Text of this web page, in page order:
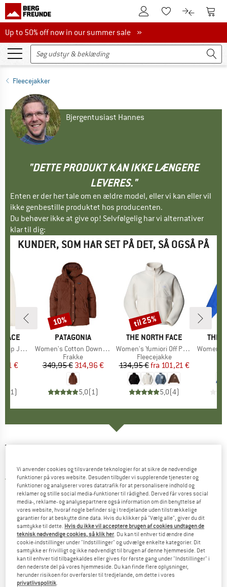
Til kundekontoenTil huskesedlen.
Til Til
Up to 50% off now in our summer sale
Up to 50% off now in our summer sale »
Fleecejakker
Bjergentusiast Hannes
"DETTE PRODUKT KAN IKKE LÆNGERE
LEVERES."
Enten er der her tale om en ældre model, eller vi kan eller vil
ikke genbestille produktet hos producenten.
Du behøver ikke at give op! Selvfølgelig har vi alternativer
klar til dig:
KUNDER, SOM HAR SET PÅ DET, SÅ OGSÅ PÅ
FACE
Jacket
pris
€
1)
MÆRKE
PATAGONIA
Artikel
Women's Cotton Down Parka
Produktgruppe
Frakke
Pris
349,95 €Nedsat pris
314,96 €
5,0(1)
Rabat
10%
MÆRKE
THE NORTH FACE
Artikel
Women's Yumiori Off Peak Full Zip Jacket
Produktgruppe
Fleecejakke
Pris
134,95 € Nedsat pris
fra 101,21 €
5,0(4)
Rabat
til 25%
THE
Artikel
Women's
THE NORTH FACE -Women's Cragmont
Fleece Jacket - Fleecejakke
5,0(2)
Vi anvender cookies og tilsvarende teknologier for at sikre de nødvendige
funktioner på vores website. Desuden tilbyder vi supplerende tjenester og
funktioner og analyserer vores datatrafik for at personalisere indhold og
reklamer og stille social media-funktioner til rådighed. Derved får vores social
media-, reklame- og analysepartnere også information om din benyttelse af
vores website, hvoraf nogle befinder sig i tredjelande uden tilstrækkelige
garantier for at beskytte dine data. Hvis du klikker på "Vælg alle", giver du dit
samtykke til dette. Hvis du ikke vil acceptere brugen af cookies undtagen de
teknisk nødvendige cookies, så klik her . Du kan til enhver tid ændre dine
cookie-indstillinger under "Indstillinger" og udvælge enkelte kategorier. Dit
samtykke er frivilligt og ikke nødvendigt til brugen af denne hjemmeside. Det
kan til enhver tid tilbagekaldes eller gives for første gang under "Indstillinger" i
den nederste del på vores hjemmeside. Du kan finde flere oplysninger,
herunder risikoen for overførsler til tredjelande, om dette i vores
privatlivspolitik